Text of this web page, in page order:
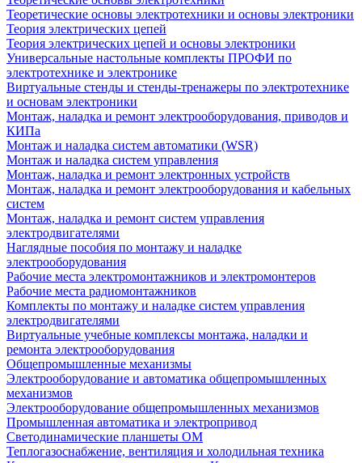
Теоретические основы электротехники и основы электроники
Теория электрических цепей
Теория электрических цепей и основы электроники
Универсальные настольные комплекты ПРОФИ по
электротехнике и электронике
Виртуальные стенды и стенды-тренажеры по электротехнике
и основам электроники
Монтаж, наладка и ремонт электрооборудования, приводов и
КИПа
Монтаж и наладка систем автоматики (WSR)
Монтаж и наладка систем управления
Монтаж, наладка и ремонт электронных устройств
Монтаж, наладка и ремонт электрооборудования и кабельных
систем
Монтаж, наладка и ремонт систем управления
электродвигателями
Наглядные пособия по монтажу и наладке
электрооборудования
Рабочие места электромонтажников и электромонтеров
Рабочие места радиомонтажников
Комплекты по монтажу и наладке систем управления
электродвигателями
Виртуальные учебные комплексы монтажа, наладки и
ремонта электрооборудования
Общепромышленные механизмы
Электрооборудование и автоматика общепромышленных
механизмов
Электрооборудование общепромышленных механизмов
Промышленная автоматика и электропривод
Светодинамические планшеты ОМ
Теплогазоснабжение, вентиляция и холодильная техника